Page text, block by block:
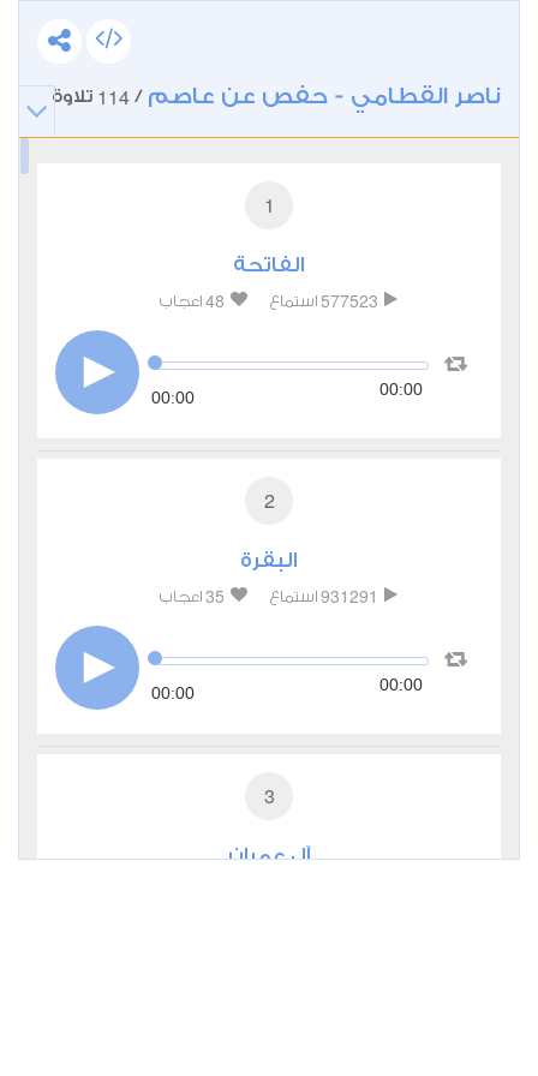
ناصر القطامي - حفص عن عاصم /
114 تلاوة
1
الفاتحة
577523 استماع 48 اعجاب
00:00 00:00
2
البقرة
931291 استماع 35 اعجاب
00:00 00:00
3
آل عمران